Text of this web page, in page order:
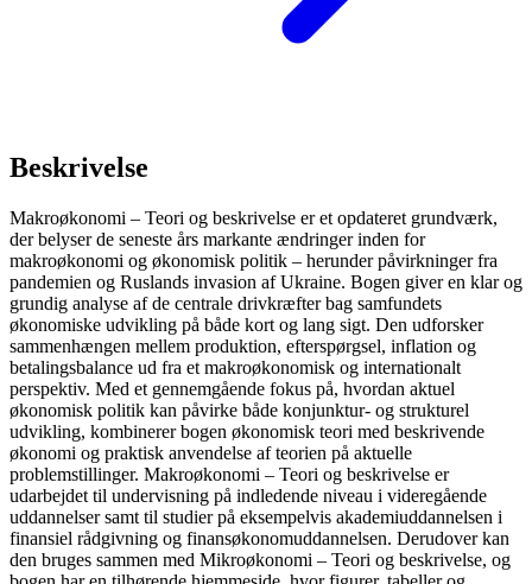
Beskrivelse
Makroøkonomi – Teori og beskrivelse er et opdateret grundværk,
der belyser de seneste års markante ændringer inden for
makroøkonomi og økonomisk politik – herunder påvirkninger fra
pandemien og Ruslands invasion af Ukraine. Bogen giver en klar og
grundig analyse af de centrale drivkræfter bag samfundets
økonomiske udvikling på både kort og lang sigt. Den udforsker
sammenhængen mellem produktion, efterspørgsel, inflation og
betalingsbalance ud fra et makroøkonomisk og internationalt
perspektiv. Med et gennemgående fokus på, hvordan aktuel
økonomisk politik kan påvirke både konjunktur- og strukturel
udvikling, kombinerer bogen økonomisk teori med beskrivende
økonomi og praktisk anvendelse af teorien på aktuelle
problemstillinger. Makroøkonomi – Teori og beskrivelse er
udarbejdet til undervisning på indledende niveau i videregående
uddannelser samt til studier på eksempelvis akademiuddannelsen i
finansiel rådgivning og finansøkonomuddannelsen. Derudover kan
den bruges sammen med Mikroøkonomi – Teori og beskrivelse, og